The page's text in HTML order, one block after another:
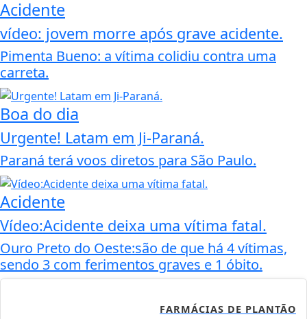
Acidente
vídeo: jovem morre após grave acidente.
Pimenta Bueno: a vítima colidiu contra uma
carreta.
Boa do dia
Urgente! Latam em Ji-Paraná.
Paraná terá voos diretos para São Paulo.
Acidente
Vídeo:Acidente deixa uma vítima fatal.
Ouro Preto do Oeste:são de que há 4 vítimas,
sendo 3 com ferimentos graves e 1 óbito.
FARMÁCIAS DE PLANTÃO